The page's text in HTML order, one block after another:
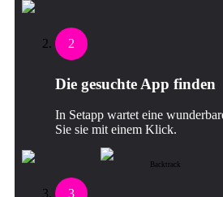
2
Die gesuchte App finden
In Setapp wartet eine
Sie sie mit einem Klick.
Backtrack
3